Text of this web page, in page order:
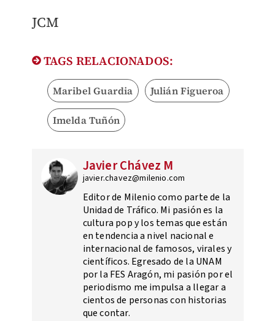
JCM
TAGS RELACIONADOS:
Maribel Guardia Julián Figueroa
Imelda Tuñón
Javier Chávez M
javier.chavez@milenio.com
Editor de Milenio como parte de la
Unidad de Tráfico. Mi pasión es la
cultura pop y los temas que están
en tendencia a nivel nacional e
internacional de famosos, virales y
científicos. Egresado de la UNAM
por la FES Aragón, mi pasión por el
periodismo me impulsa a llegar a
cientos de personas con historias
que contar.